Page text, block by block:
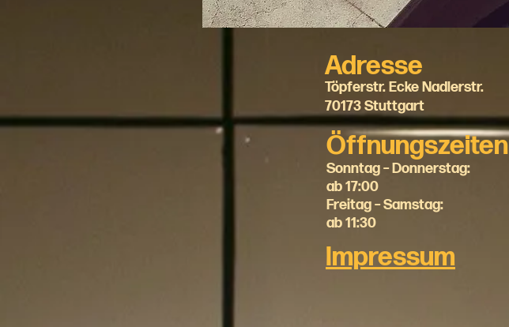
Adresse
Töpferstr. Ecke Nadlerstr.
70173 Stuttgart
Öffnungszeiten
Sonntag – Donnerstag:
ab 17:00
Freitag – Samstag:
ab 11:30
Impressum